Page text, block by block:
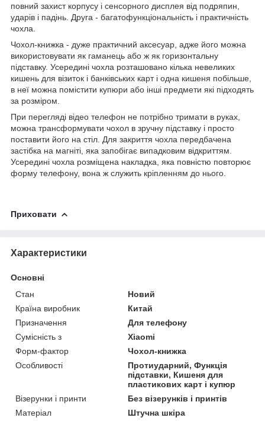
повний захист корпусу і сенсорного дисплея від подряпин,
ударів і падінь. Друга - багатофункціональність і практичність
чохла.
Чохол-книжка - дуже практичний аксесуар, адже його можна
використовувати як гаманець або ж як горизонтальну
підставку. Усередині чохла розташовано кілька невеликих
кишень для візиток і банківських карт і одна кишеня побільше,
в неї можна помістити купюри або інші предмети які підходять
за розміром.
При перегляді відео телефон не потрібно тримати в руках,
можна трансформувати чохол в зручну підставку і просто
поставити його на стіл. Для закриття чохла передбачена
застібка на магніті, яка запобігає випадковим відкриттям.
Усередині чохла розміщена накладка, яка повністю повторює
форму телефону, вона ж служить кріпленням до нього.
Приховати
Характеристики
Основні
Стан
Новий
Країна виробник
Китай
Призначення
Для телефону
Сумісність з
Xiaomi
Форм-фактор
Чохол-книжка
Особливості
Протиударний, Функція
підставки, Кишеня для
пластикових карт і купюр
Візерунки і принти
Без візерунків і принтів
Матеріал
Штучна шкіра